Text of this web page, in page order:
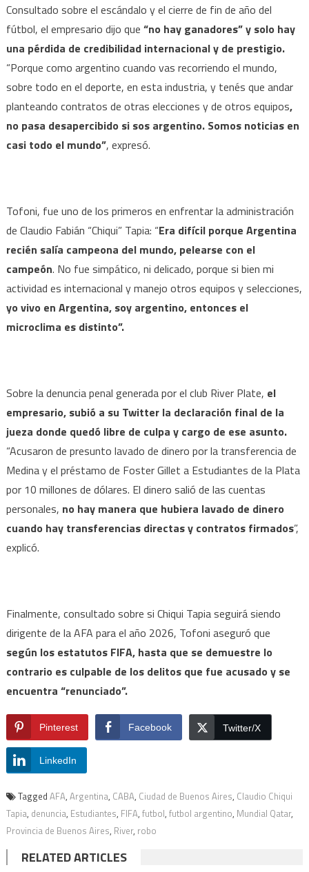
Consultado sobre el escándalo y el cierre de fin de año del
fútbol, el empresario dijo que “no hay ganadores” y solo hay
una pérdida de credibilidad internacional y de prestigio.
“Porque como argentino cuando vas recorriendo el mundo,
sobre todo en el deporte, en esta industria, y tenés que andar
planteando contratos de otras elecciones y de otros equipos,
no pasa desapercibido si sos argentino. Somos noticias en
casi todo el mundo”, expresó.
Tofoni, fue uno de los primeros en enfrentar la administración
de Claudio Fabián “Chiqui” Tapia: “Era difícil porque Argentina
recién salía campeona del mundo, pelearse con el
campeón. No fue simpático, ni delicado, porque si bien mi
actividad es internacional y manejo otros equipos y selecciones,
yo vivo en Argentina, soy argentino, entonces el
microclima es distinto”.
Sobre la denuncia penal generada por el club River Plate, el
empresario, subió a su Twitter la declaración final de la
jueza donde quedó libre de culpa y cargo de ese asunto.
“Acusaron de presunto lavado de dinero por la transferencia de
Medina y el préstamo de Foster Gillet a Estudiantes de la Plata
por 10 millones de dólares. El dinero salió de las cuentas
personales, no hay manera que hubiera lavado de dinero
cuando hay transferencias directas y contratos firmados”,
explicó.
Finalmente, consultado sobre si Chiqui Tapia seguirá siendo
dirigente de la AFA para el año 2026, Tofoni aseguró que
según los estatutos FIFA, hasta que se demuestre lo
contrario es culpable de los delitos que fue acusado y se
encuentra “renunciado”.
Pinterest Facebook Twitter/X
LinkedIn
Tagged AFA, Argentina, CABA, Ciudad de Buenos Aires, Claudio Chiqui
Tapia, denuncia, Estudiantes, FIFA, futbol, futbol argentino, Mundial Qatar,
Provincia de Buenos Aires, River, robo
RELATED ARTICLES